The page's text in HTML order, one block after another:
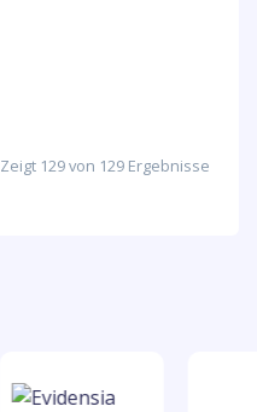
Zeigt 129 von 129 Ergebnisse